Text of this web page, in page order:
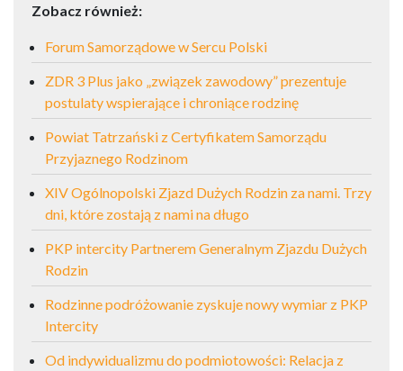
Zobacz również:
Forum Samorządowe w Sercu Polski
ZDR 3 Plus jako „związek zawodowy” prezentuje
postulaty wspierające i chroniące rodzinę
Powiat Tatrzański z Certyfikatem Samorządu
Przyjaznego Rodzinom
XIV Ogólnopolski Zjazd Dużych Rodzin za nami. Trzy
dni, które zostają z nami na długo
PKP intercity Partnerem Generalnym Zjazdu Dużych
Rodzin
Rodzinne podróżowanie zyskuje nowy wymiar z PKP
Intercity
Od indywidualizmu do podmiotowości: Relacja z